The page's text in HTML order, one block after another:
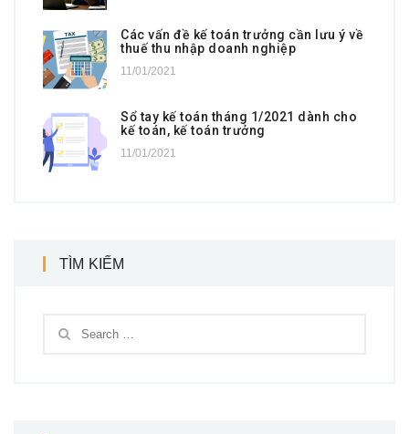
Các vấn đề kế toán trưởng cần lưu ý về
thuế thu nhập doanh nghiệp
11/01/2021
Sổ tay kế toán tháng 1/2021 dành cho
kế toán, kế toán trưởng
11/01/2021
TÌM KIẾM